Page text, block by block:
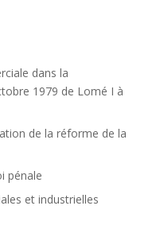
dans la
1979 de Lomé I à
de la réforme de la
pénale
et industrielles